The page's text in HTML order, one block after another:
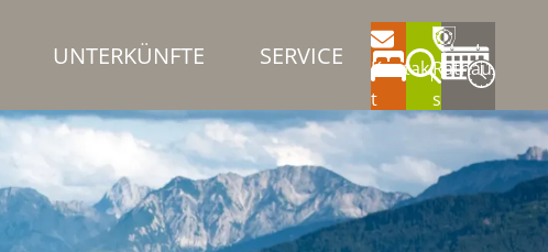
UNTERKÜNFTE SERVICE
Kontak
t
Rathau
s